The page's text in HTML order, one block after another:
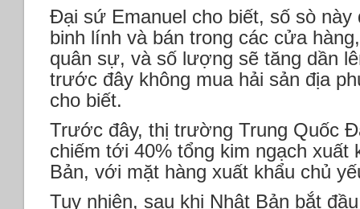
Đại sứ Emanuel cho biết, số sò
binh lính và bán trong các cửa
quân sự, và số lượng sẽ tăng dần
trước đây không mua hải sản địa
cho biết.
Trước đây, thị trường Trung Quốc
chiếm tới 40% tổng kim ngạch xuất
Bản, với mặt hàng xuất khẩu chủ
Tuy nhiên, sau khi Nhật Bản bắt